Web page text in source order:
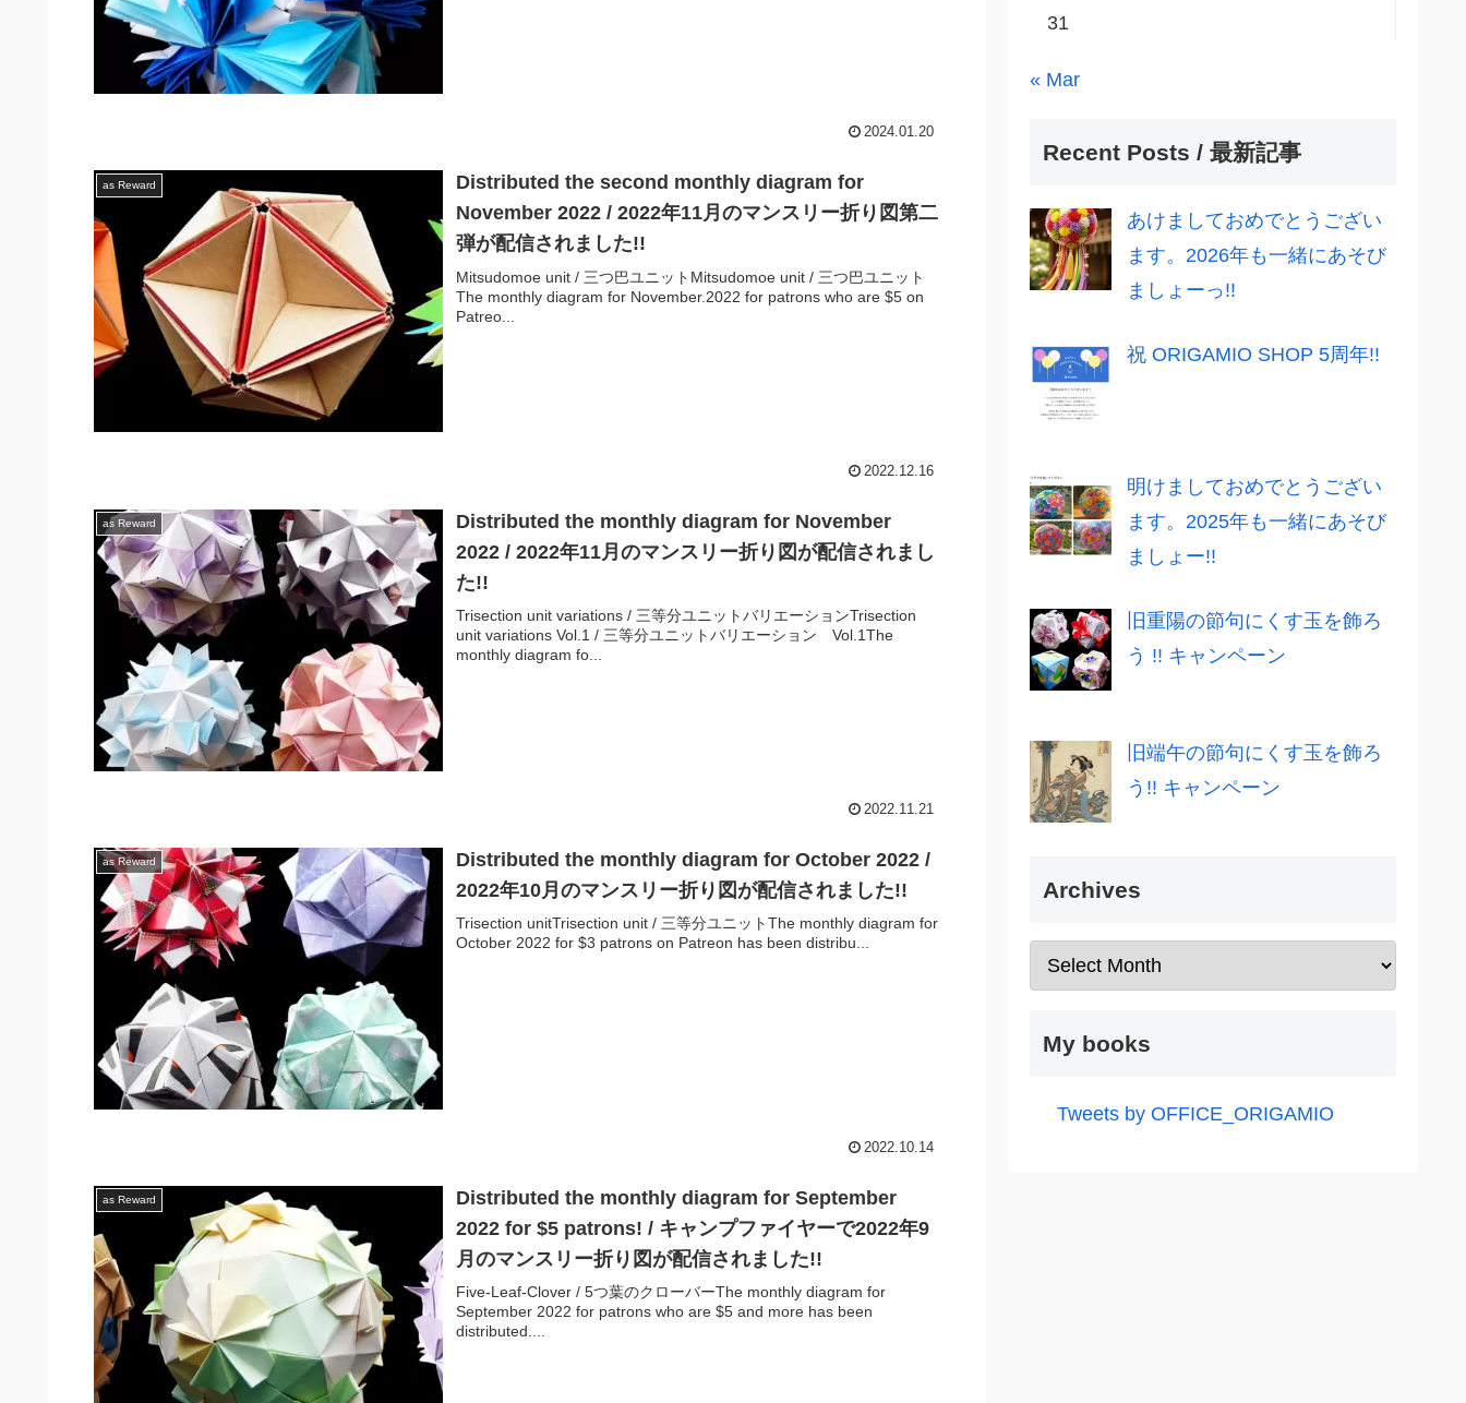
2024.01.20
as Reward
Distributed the second monthly diagram for
November 2022 / 2022年11月のマンスリー折り図第二
弾が配信されました!!
Mitsudomoe unit / 三つ巴ユニットMitsudomoe unit / 三つ巴ユニット
The monthly diagram for November.2022 for patrons who are $5 on
Patreo...
2022.12.16
as Reward
Distributed the monthly diagram for November
2022 / 2022年11月のマンスリー折り図が配信されまし
た!!
Trisection unit variations / 三等分ユニットバリエーションTrisection
unit variations Vol.1 / 三等分ユニットバリエーション Vol.1The
monthly diagram fo...
2022.11.21
as Reward
Distributed the monthly diagram for October 2022 /
2022年10月のマンスリー折り図が配信されました!!
Trisection unitTrisection unit / 三等分ユニットThe monthly diagram for
October 2022 for $3 patrons on Patreon has been distribu...
2022.10.14
as Reward
Distributed the monthly diagram for September
2022 for $5 patrons! / キャンプファイヤーで2022年9
月のマンスリー折り図が配信されました!!
Five-Leaf-Clover / 5つ葉のクローバーThe monthly diagram for
September 2022 for patrons who are $5 and more has been
distributed....
31
« Mar
Recent Posts / 最新記事
あけましておめでとうござい
ます。2026年も一緒にあそび
ましょーっ!!
祝 ORIGAMIO SHOP 5周年!!
明けましておめでとうござい
ます。2025年も一緒にあそび
ましょー!!
旧重陽の節句にくす玉を飾ろ
う !! キャンペーン
旧端午の節句にくす玉を飾ろ
う!! キャンペーン
Archives
My books
Tweets by OFFICE_ORIGAMIO